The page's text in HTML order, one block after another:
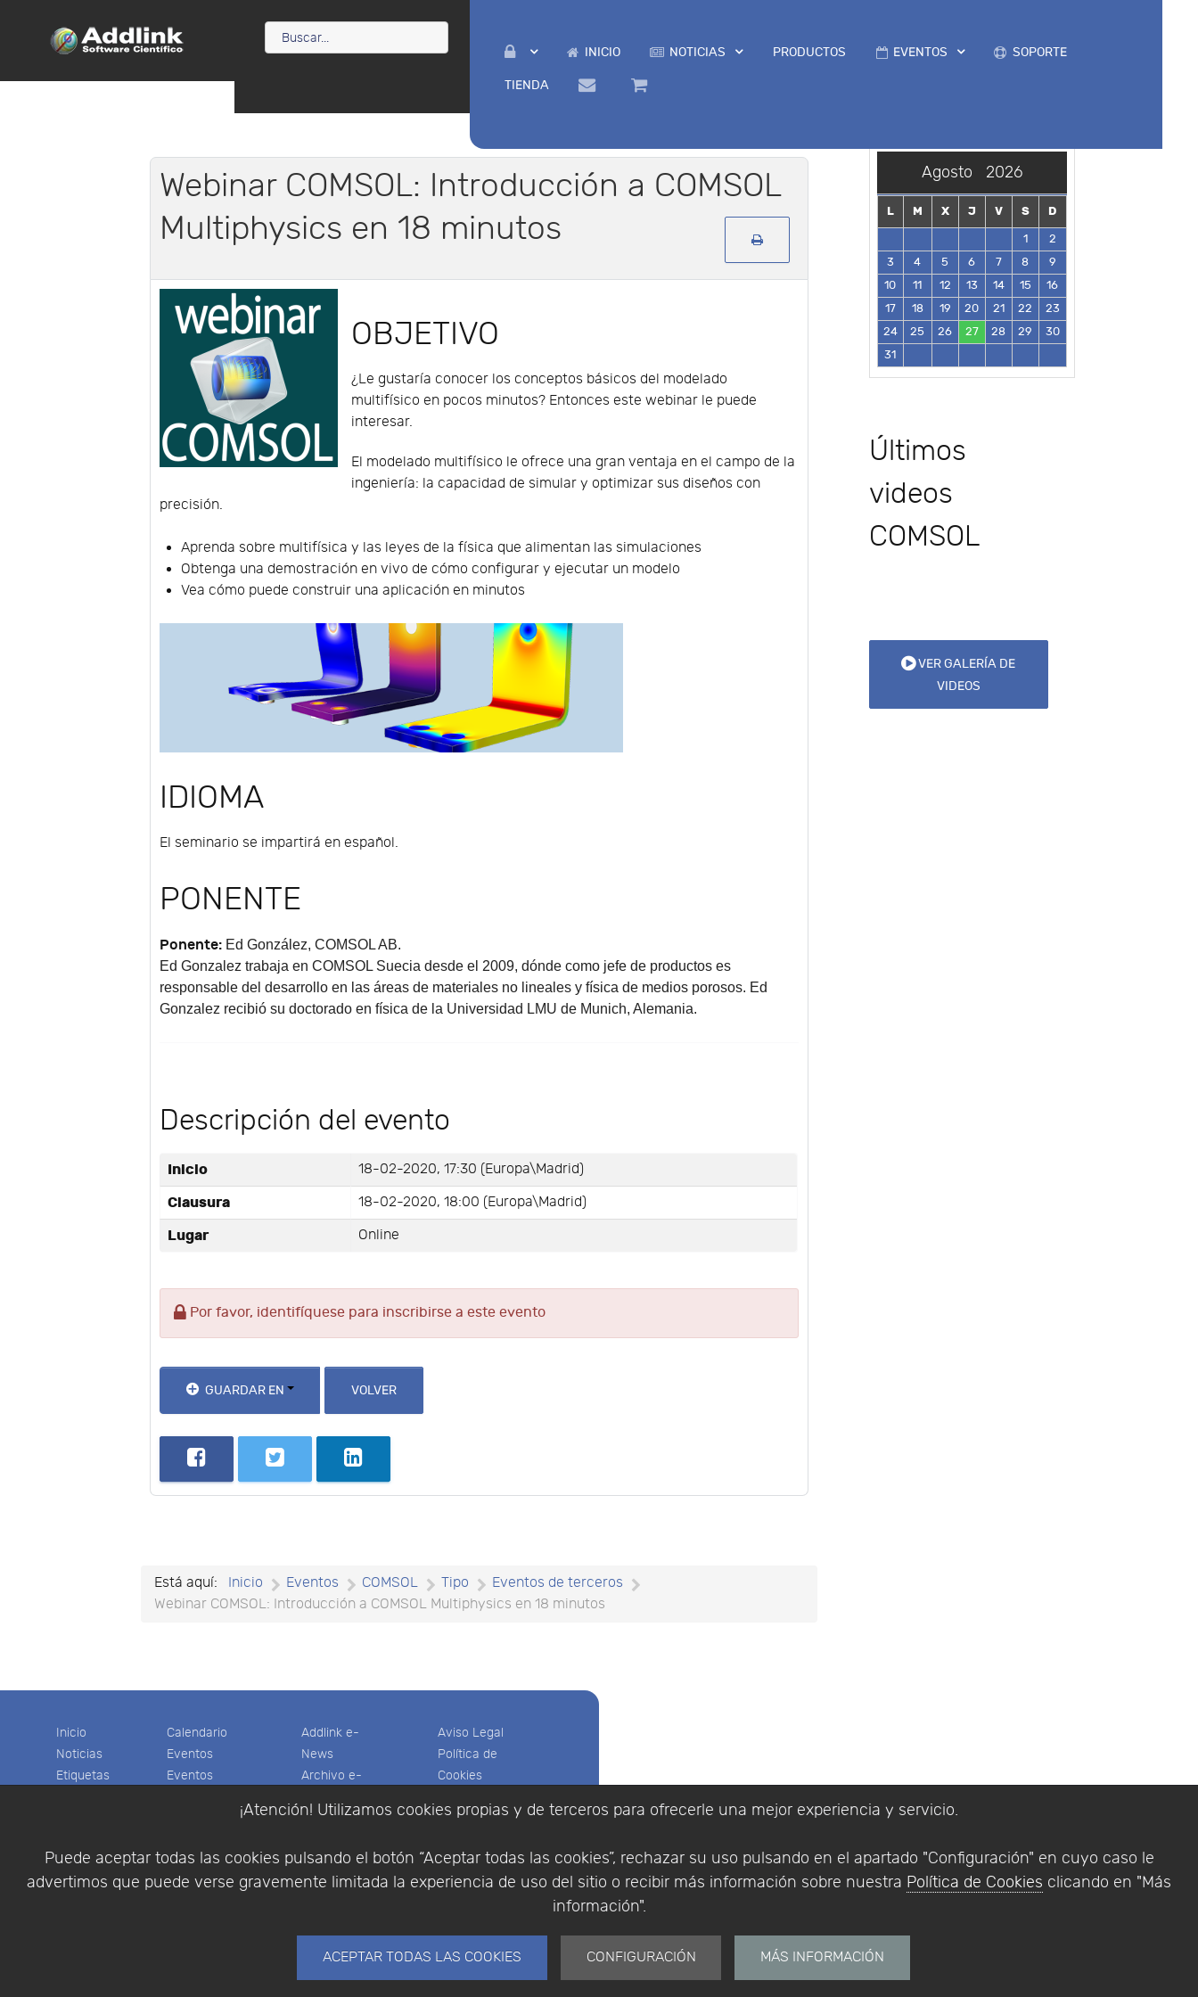
¡Atención! Utilizamos cookies propias y de terceros para ofrecerle una mejor experiencia y servicio.
Puede aceptar todas las cookies pulsando el botón “Aceptar todas las cookies”, rechazar su uso pulsando en el apartado "Configuración" en cuyo caso le
advertimos que puede verse gravemente limitada la experiencia de uso del sitio o recibir más información sobre nuestra Política de Cookies clicando en "Más
información".
ACEPTAR TODAS LAS COOKIES CONFIGURACIÓN MÁS INFORMACIÓN
INICIO NOTICIAS PRODUCTOS EVENTOS SOPORTE
TIENDA
Webinar COMSOL: Introducción a COMSOL
Multiphysics en 18 minutos
OBJETIVO
¿Le gustaría conocer los conceptos básicos del modelado
multifísico en pocos minutos? Entonces este webinar le puede
interesar.
El modelado multifísico le ofrece una gran ventaja en el campo de la
ingeniería: la capacidad de simular y optimizar sus diseños con
precisión.
Aprenda sobre multifísica y las leyes de la física que alimentan las simulaciones
Obtenga una demostración en vivo de cómo configurar y ejecutar un modelo
Vea cómo puede construir una aplicación en minutos
IDIOMA
El seminario se impartirá en español.
PONENTE
Ponente: Ed González, COMSOL AB.
Ed Gonzalez trabaja en COMSOL Suecia desde el 2009, dónde como jefe de productos es
responsable del desarrollo en las áreas de materiales no lineales y física de medios porosos. Ed
Gonzalez recibió su doctorado en física de la Universidad LMU de Munich, Alemania.
Descripción del evento
Inicio 18-02-2020, 17:30 (Europa\Madrid)
Clausura 18-02-2020, 18:00 (Europa\Madrid)
Lugar Online
Por favor, identifíquese para inscribirse a este evento
GUARDAR EN VOLVER
Está aquí: Inicio Eventos COMSOL Tipo
Eventos de terceros
Webinar COMSOL: Introducción a COMSOL Multiphysics en 18 minutos
Agosto 2026
L M X J V S
D
1
2
3
4 5 6 7 8
9
10
11 12 13 14 15
16
17
18 19 20 21 22
23
24
25 26 27 28 29
30
31
Últimos
videos
COMSOL
VER GALERÍA DE
VIDEOS
Inicio
Noticias
Etiquetas
Cesta
Calendario
Eventos
Eventos
Colaboradores
Descargas
Videos
Addlink e-
News
Archivo e-
Software
Multifisica.com
Síganos
Aviso Legal
Política de
Cookies
Privacidad
de compra
Identificarse
|Política de Cookies
© Copyright 1994 - 2026. Addlink Software
Distribuidor de soluciones software para
España y Portugal.